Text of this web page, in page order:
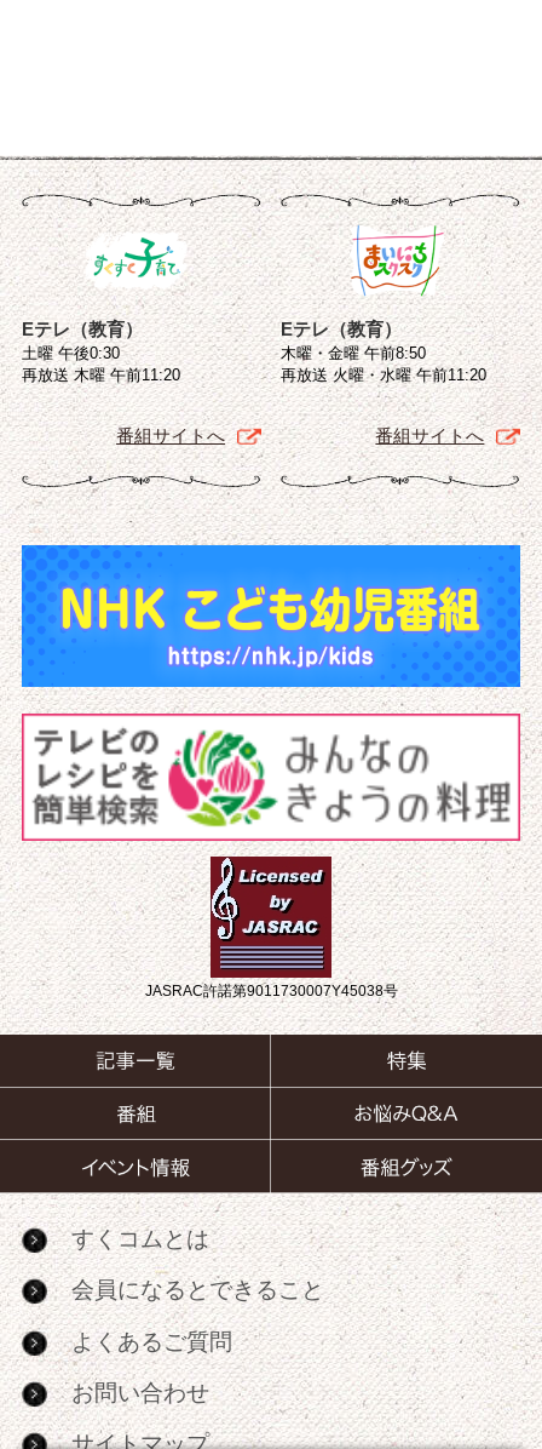
Eテレ（教育）
土曜 午後0:30
再放送 木曜 午前11:20
番組サイトへ
Eテレ（教育）
木曜・金曜 午前8:50
再放送 火曜・水曜 午前11:20
番組サイトへ
JASRAC許諾第9011730007Y45038号
すくコムとは
会員になるとできること
よくあるご質問
お問い合わせ